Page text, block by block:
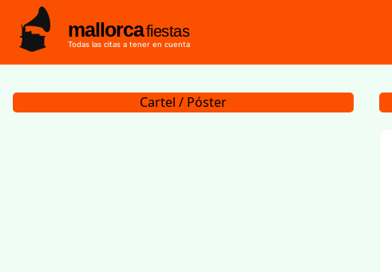
mallorcafiestas
Todas las citas a tener en cuenta
Cartel / Póster